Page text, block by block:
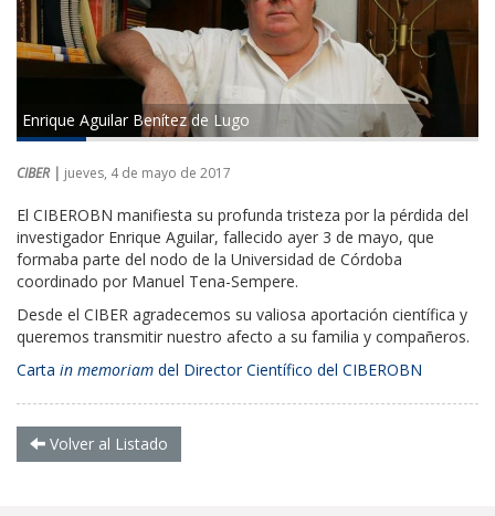
Enrique Aguilar Benítez de Lugo
CIBER | jueves, 4 de mayo de 2017
El CIBEROBN manifiesta su profunda tristeza por la pérdida del
investigador Enrique Aguilar, fallecido ayer 3 de mayo, que
formaba parte del nodo de la Universidad de Córdoba
coordinado por Manuel Tena-Sempere.
Desde el CIBER agradecemos su valiosa aportación científica y
queremos transmitir nuestro afecto a su familia y compañeros.
Carta in memoriam del Director Científico del CIBEROBN
Volver al Listado